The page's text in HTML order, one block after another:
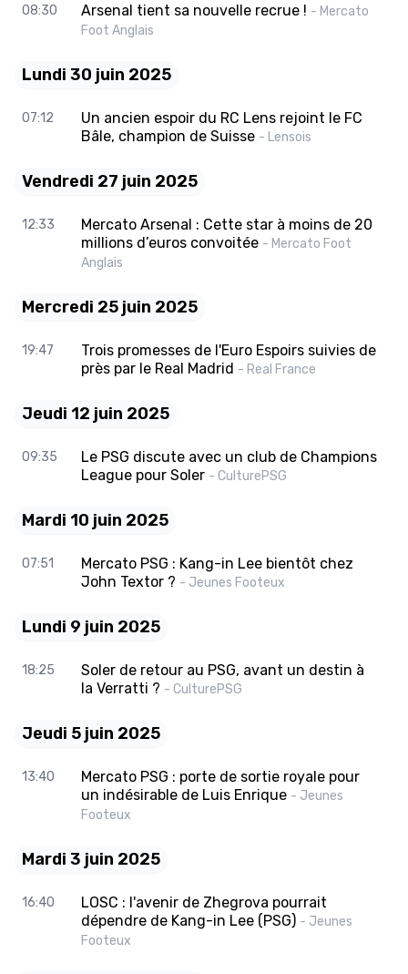
08:30 Arsenal tient sa nouvelle recrue ! - Mercato
Foot Anglais
Lundi 30 juin 2025
07:12
Un ancien espoir du RC Lens rejoint le FC
Bâle, champion de Suisse - Lensois
Vendredi 27 juin 2025
12:33
Mercato Arsenal : Cette star à moins de 20
millions d’euros convoitée - Mercato Foot
Anglais
Mercredi 25 juin 2025
19:47
Trois promesses de l'Euro Espoirs suivies de
près par le Real Madrid - Real France
Jeudi 12 juin 2025
09:35
Le PSG discute avec un club de Champions
League pour Soler - CulturePSG
Mardi 10 juin 2025
07:51
Mercato PSG : Kang-in Lee bientôt chez
John Textor ? - Jeunes Footeux
Lundi 9 juin 2025
18:25
Soler de retour au PSG, avant un destin à
la Verratti ? - CulturePSG
Jeudi 5 juin 2025
13:40
Mercato PSG : porte de sortie royale pour
un indésirable de Luis Enrique - Jeunes
Footeux
Mardi 3 juin 2025
16:40
LOSC : l'avenir de Zhegrova pourrait
dépendre de Kang-in Lee (PSG) - Jeunes
Footeux